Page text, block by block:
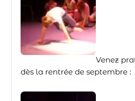
Venez
dès la rentrée de septembre :